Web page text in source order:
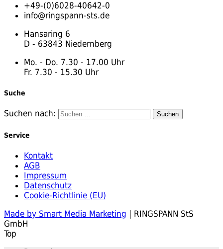
+49-(0)6028-40642-0
info@ringspann-sts.de
Hansaring 6
D - 63843 Niedernberg
Mo. - Do. 7.30 - 17.00 Uhr
Fr. 7.30 - 15.30 Uhr
Suche
Suchen nach:
Service
Kontakt
AGB
Impressum
Datenschutz
Cookie-Richtlinie (EU)
Made by Smart Media Marketing
| RINGSPANN StS
GmbH
Top